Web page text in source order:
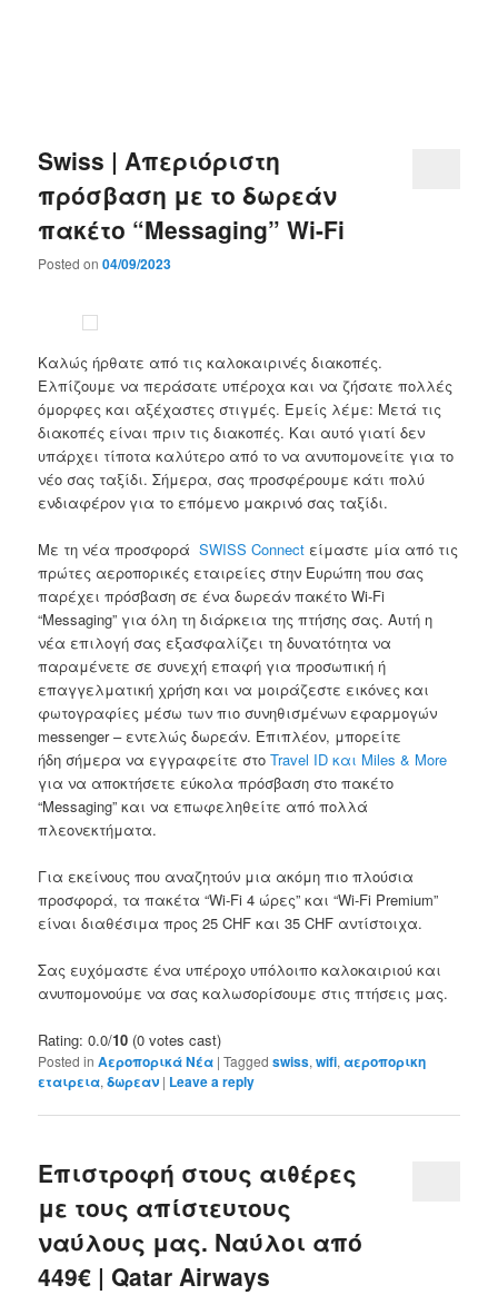
Swiss | Απεριόριστη
πρόσβαση με το δωρεάν
πακέτο “Messaging” Wi-Fi
Posted on04/09/2023
Καλώς ήρθατε από τις καλοκαιρινές διακοπές.
Ελπίζουμε να περάσατε υπέροχα και να ζήσατε πολλές
όμορφες και αξέχαστες στιγμές. Εμείς λέμε: Μετά τις
διακοπές είναι πριν τις διακοπές. Και αυτό γιατί δεν
υπάρχει τίποτα καλύτερο από το να ανυπομονείτε για το
νέο σας ταξίδι. Σήμερα, σας προσφέρουμε κάτι πολύ
ενδιαφέρον για το επόμενο μακρινό σας ταξίδι.
Με τη νέα προσφοράSWISS Connect είμαστε μία από τις
πρώτες αεροπορικές εταιρείες στην Ευρώπη που σας
παρέχει πρόσβαση σε ένα δωρεάν πακέτο Wi-Fi
“Messaging” για όλη τη διάρκεια της πτήσης σας. Αυτή η
νέα επιλογή σας εξασφαλίζει τη δυνατότητα να
παραμένετε σε συνεχή επαφή για προσωπική ή
επαγγελματική χρήση και να μοιράζεστε εικόνες και
φωτογραφίες μέσω των πιο συνηθισμένων εφαρμογών
messenger – εντελώς δωρεάν. ​Επιπλέον, μπορείτε
ήδη σήμερα να εγγραφείτε στοTravel ID και Miles & More
για να αποκτήσετε εύκολα πρόσβαση στο πακέτο
“Messaging” και να επωφεληθείτε από πολλά
πλεονεκτήματα.
Για εκείνους που αναζητούν μια ακόμη πιο πλούσια
προσφορά, τα πακέτα “Wi-Fi 4 ώρες” και “Wi-Fi Premium”
είναι διαθέσιμα προς 25 CHF και 35 CHF αντίστοιχα.
Σας ευχόμαστε ένα υπέροχο υπόλοιπο καλοκαιριού και
ανυπομονούμε να σας καλωσορίσουμε στις πτήσεις μας.
Rating: 0.0/10 (0 votes cast)
Posted in Αεροπορικά Νέα |Tagged swiss,wifi,αεροπορικη
εταιρεια,δωρεαν | Leave a reply
Επιστροφή στους αιθέρες
με τους απίστευτους
ναύλους μας. Ναύλοι από
449€ | Qatar Airways